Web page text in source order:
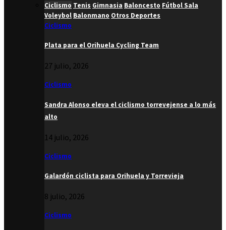
Ciclismo Tenis Gimnasia Baloncesto Fútbol Sala
Voleybol Balonmano Otros Deportes
Ciclismo
Plata para el Orihuela Cycling Team
27 julio, 2026
Ciclismo
Sandra Alonso eleva el ciclismo torrevejense a lo más
alto
14 julio, 2026
Ciclismo
Galardón ciclista para Orihuela y Torrevieja
8 julio, 2026
Ciclismo